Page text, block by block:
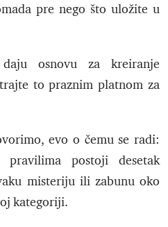
pre nego što uložite u
osnovu za kreiranje
to praznim platnom za
evo o čemu se radi:
postoji desetak
misteriju ili zabunu oko
kategoriji.